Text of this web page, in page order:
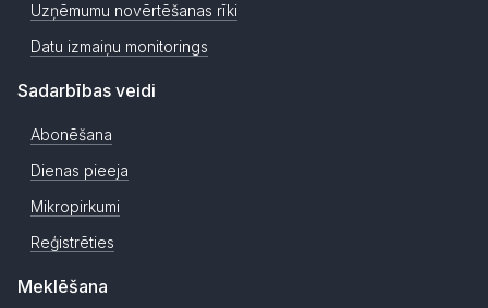
Uzņēmumu novērtēšanas rīki
Datu izmaiņu monitorings
Sadarbības veidi
Abonēšana
Dienas pieeja
Mikropirkumi
Reģistrēties
Meklēšana